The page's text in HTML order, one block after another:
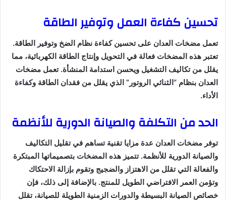
تحسين كفاءة العمل وتوفير الطاقة
تعمل مضخات العدان على تحسين كفاءة نظام الضخ وتوفير الطاقة.
تعتبر هذه المضخات فعالة في التحويل وإنتاج الطاقة الكهربائية، مما
يقلل من تكاليف التشغيل ويحسن استدامة المنشأة. تعمل مضخات
العدان بنظام “الثنائي الروتور” الذي يقلل من فقدان الطاقة وكفاءة
الأداء.
الحد من التكلفة والصيانة الدورية للأنظمة
توفر مضخات العدان عدة مزايا تقنية تساهم في تقليل التكاليف
والصيانة الدورية للأنظمة. تتميز هذه المضخات بتصميماتها المبتكرة
والفعالة التي تقلل من الاهتزاز والضجيج وتقوم بإزالة الاحتكاك
وتؤمن العمر الافتراضي الطويل للمنتج. بالإضافة إلى ذلك، فإن
خصائص الصيانة البسيطة والدورات الزمنية الطويلة للصيانة، تقلل